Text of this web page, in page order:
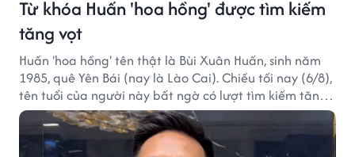
Từ khóa Huấn 'hoa hồng' được tìm kiếm
tăng vọt
Huấn 'hoa hồng' tên thật là Bùi Xuân Huấn, sinh năm
1985, quê Yên Bái (nay là Lào Cai). Chiều tối nay (6/8),
tên tuổi của người này bất ngờ có lượt tìm kiếm tăng
vọt.